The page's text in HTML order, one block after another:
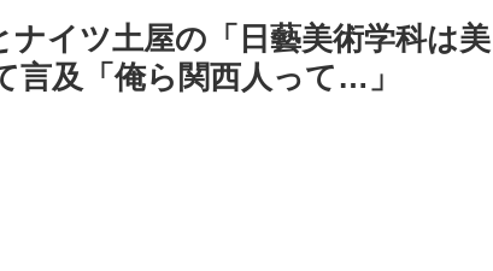
イツ土屋の「日藝美術学科は美
言及「俺ら関西人って…」